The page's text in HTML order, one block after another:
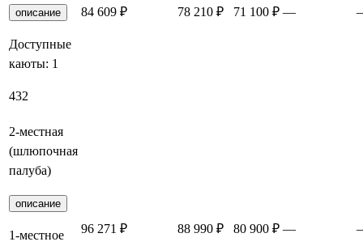
описание
Доступные
каюты: 1
432
84 609 ₽ 78 210 ₽ 71 100 ₽ —
2-местная
(шлюпочная
палуба)
описание
1-местное
96 271 ₽ 88 990 ₽ 80 900 ₽ —